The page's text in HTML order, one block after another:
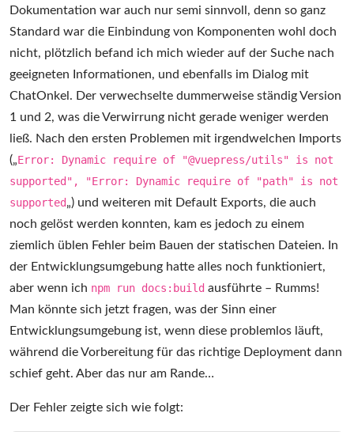
Dokumentation war auch nur semi sinnvoll, denn so ganz
Standard war die Einbindung von Komponenten wohl doch
nicht, plötzlich befand ich mich wieder auf der Suche nach
geeigneten Informationen, und ebenfalls im Dialog mit
ChatOnkel. Der verwechselte dummerweise ständig Version
1 und 2, was die Verwirrung nicht gerade weniger werden
ließ. Nach den ersten Problemen mit irgendwelchen Imports
(„Error: Dynamic require of "@vuepress/utils" is not
supported", "Error: Dynamic require of "path" is not
supported„) und weiteren mit Default Exports, die auch
noch gelöst werden konnten, kam es jedoch zu einem
ziemlich üblen Fehler beim Bauen der statischen Dateien. In
der Entwicklungsumgebung hatte alles noch funktioniert,
aber wenn ich npm run docs:build ausführte – Rumms!
Man könnte sich jetzt fragen, was der Sinn einer
Entwicklungsumgebung ist, wenn diese problemlos läuft,
während die Vorbereitung für das richtige Deployment dann
schief geht. Aber das nur am Rande…
Der Fehler zeigte sich wie folgt: